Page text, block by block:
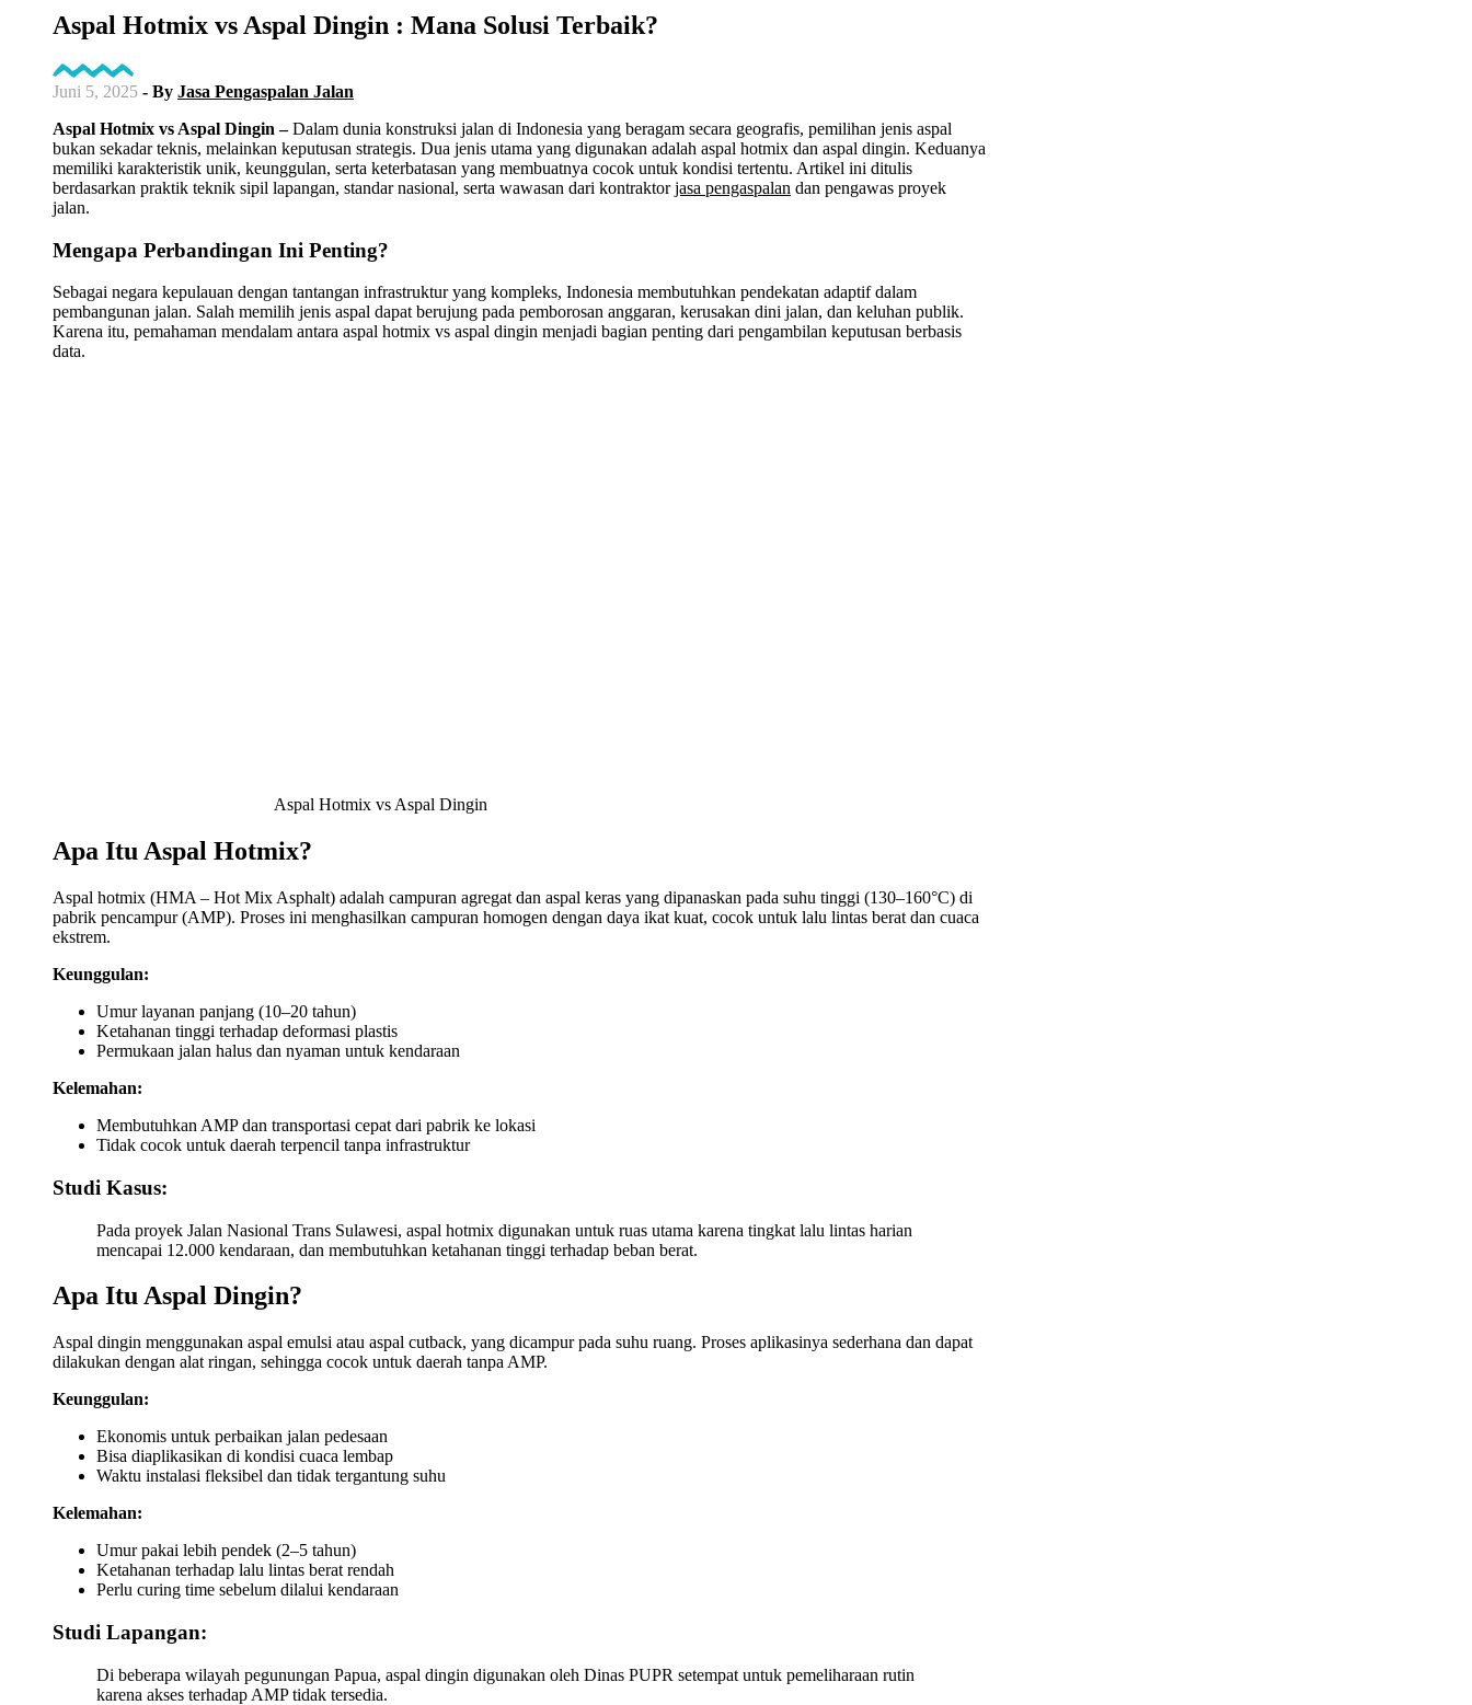
Aspal Hotmix vs Aspal Dingin : Mana Solusi Terbaik?
Juni 5, 2025 - By Jasa Pengaspalan Jalan
Aspal Hotmix vs Aspal Dingin –Dalam dunia konstruksi jalan di Indonesia yang beragam secara geografis, pemilihan jenis aspal
bukan sekadar teknis, melainkan keputusan strategis. Dua jenis utama yang digunakan adalah aspal hotmix dan aspal dingin. Keduanya
memiliki karakteristik unik, keunggulan, serta keterbatasan yang membuatnya cocok untuk kondisi tertentu. Artikel ini ditulis
berdasarkan praktik teknik sipil lapangan, standar nasional, serta wawasan dari kontraktorjasa pengaspalan dan pengawas proyek
jalan.
Mengapa Perbandingan Ini Penting?
Sebagai negara kepulauan dengan tantangan infrastruktur yang kompleks, Indonesia membutuhkan pendekatan adaptif dalam
pembangunan jalan. Salah memilih jenis aspal dapat berujung pada pemborosan anggaran, kerusakan dini jalan, dan keluhan publik.
Karena itu, pemahaman mendalam antara aspal hotmix vs aspal dingin menjadi bagian penting dari pengambilan keputusan berbasis
data.
Aspal Hotmix vs Aspal Dingin
Apa Itu Aspal Hotmix?
Aspal hotmix (HMA – Hot Mix Asphalt) adalah campuran agregat dan aspal keras yang dipanaskan pada suhu tinggi (130–160°C) di
pabrik pencampur (AMP). Proses ini menghasilkan campuran homogen dengan daya ikat kuat, cocok untuk lalu lintas berat dan cuaca
ekstrem.
Keunggulan:
Umur layanan panjang (10–20 tahun)
Ketahanan tinggi terhadap deformasi plastis
Permukaan jalan halus dan nyaman untuk kendaraan
Kelemahan:
Membutuhkan AMP dan transportasi cepat dari pabrik ke lokasi
Tidak cocok untuk daerah terpencil tanpa infrastruktur
Studi Kasus:
Pada proyek Jalan Nasional Trans Sulawesi, aspal hotmix digunakan untuk ruas utama karena tingkat lalu lintas harian
mencapai 12.000 kendaraan, dan membutuhkan ketahanan tinggi terhadap beban berat.
Apa Itu Aspal Dingin?
Aspal dingin menggunakan aspal emulsi atau aspal cutback, yang dicampur pada suhu ruang. Proses aplikasinya sederhana dan dapat
dilakukan dengan alat ringan, sehingga cocok untuk daerah tanpa AMP.
Keunggulan:
Ekonomis untuk perbaikan jalan pedesaan
Bisa diaplikasikan di kondisi cuaca lembap
Waktu instalasi fleksibel dan tidak tergantung suhu
Kelemahan:
Umur pakai lebih pendek (2–5 tahun)
Ketahanan terhadap lalu lintas berat rendah
Perlu curing time sebelum dilalui kendaraan
Studi Lapangan:
Di beberapa wilayah pegunungan Papua, aspal dingin digunakan oleh Dinas PUPR setempat untuk pemeliharaan rutin
karena akses terhadap AMP tidak tersedia.